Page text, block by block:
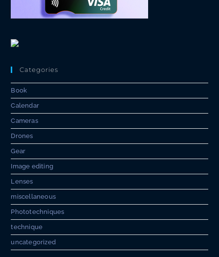
Categories
Book
Calendar
Cameras
Drones
Gear
Image editing
Lenses
miscellaneous
Phototechniques
technique
uncategorized